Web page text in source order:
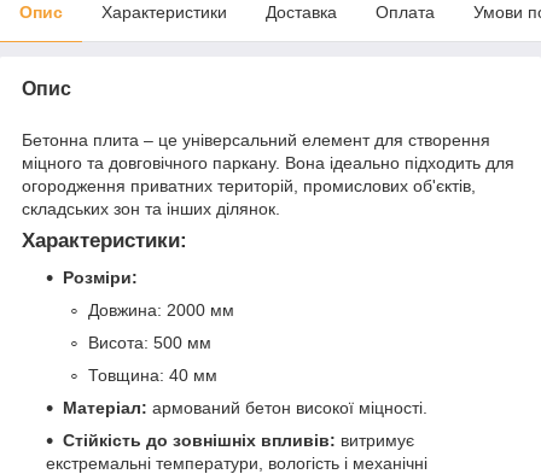
Опис Характеристики Доставка Оплата Умови
Опис
Бетонна плита – це універсальний елемент для створення
міцного та довговічного паркану. Вона ідеально підходить для
огородження приватних територій, промислових об'єктів,
складських зон та інших ділянок.
Характеристики:
Розміри:
Довжина: 2000 мм
Висота: 500 мм
Товщина: 40 мм
Матеріал: армований бетон високої міцності.
Стійкість до зовнішніх впливів: витримує
екстремальні температури, вологість і механічні